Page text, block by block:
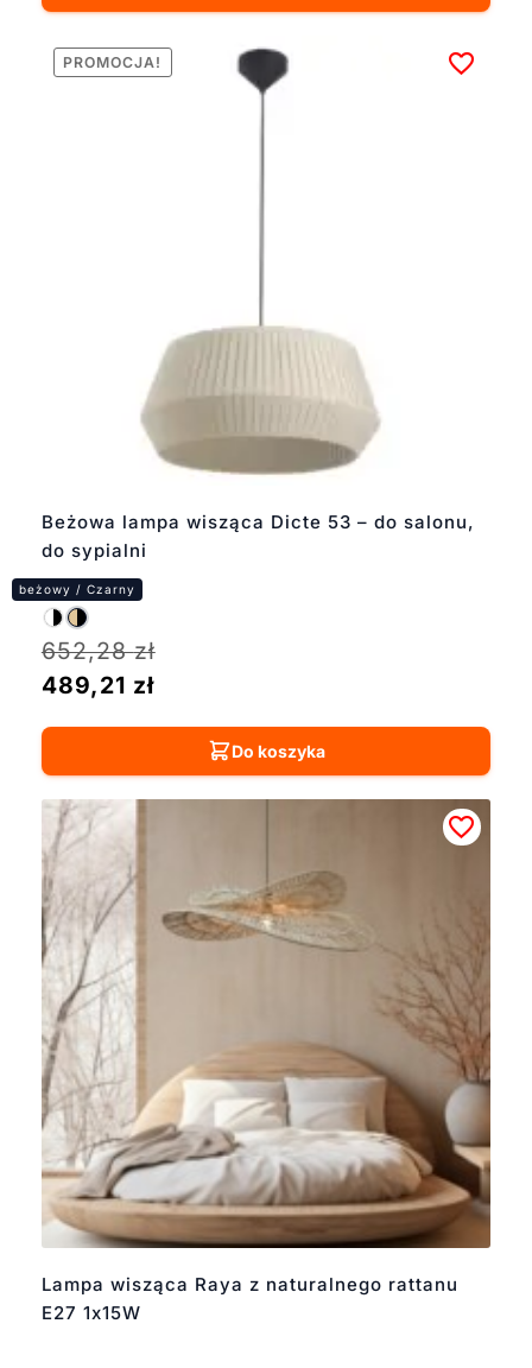
Beżowa lampa wisząca Dicte 53 – do salonu,
do sypialni
PROMOCJA!
652,28zł
489,21 zł
Do koszyka
Lampa wisząca Raya z naturalnego rattanu
E27 1x15W